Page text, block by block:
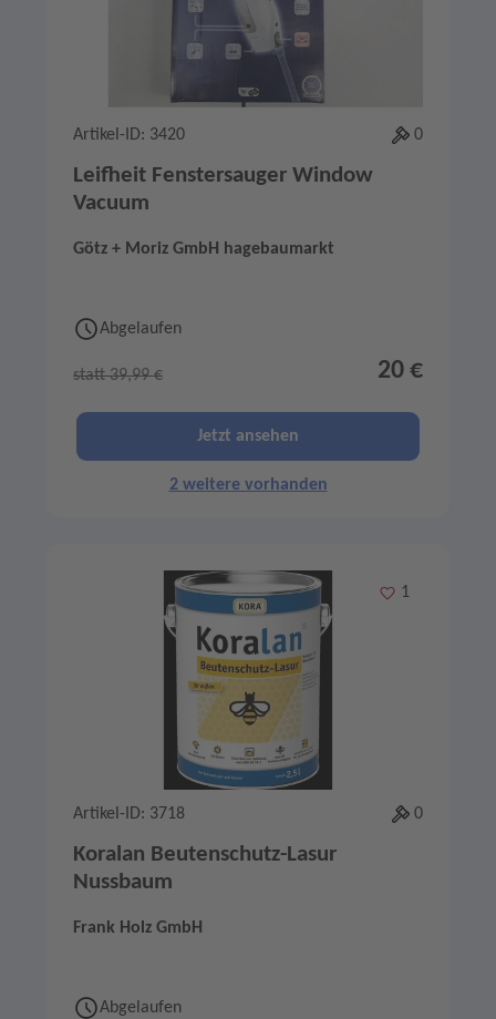
Artikel-ID: 3420 0
Leifheit Fenstersauger Window
Vacuum
Götz + Moriz GmbH hagebaumarkt
Abgelaufen
statt 39,99 € 20 €
Jetzt ansehen
2 weitere vorhanden
Merken
1
Artikel-ID: 3718 0
Koralan Beutenschutz-Lasur
Nussbaum
Frank Holz GmbH
Abgelaufen